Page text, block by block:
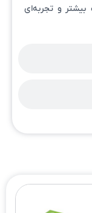
و تجربه‌ای